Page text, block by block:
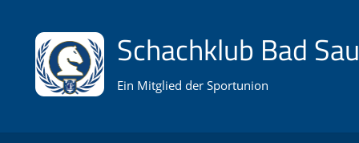
springen
Schachklub Bad
Ein Mitglied der Sportunion